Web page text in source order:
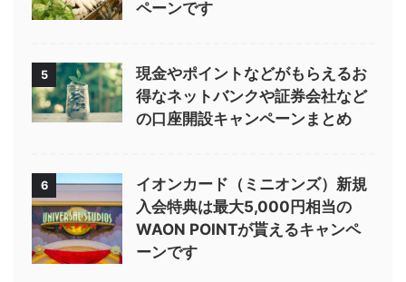
ペーンです
5
現金やポイントなどがもらえるお
得なネットバンクや証券会社など
の口座開設キャンペーンまとめ
6
イオンカード（ミニオンズ）新規
入会特典は最大5,000円相当の
WAON POINTが貰えるキャンペ
ーンです